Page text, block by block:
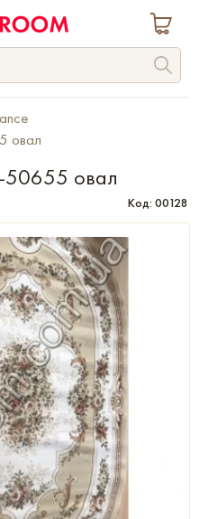
овал
50655 овал
Код: 00128